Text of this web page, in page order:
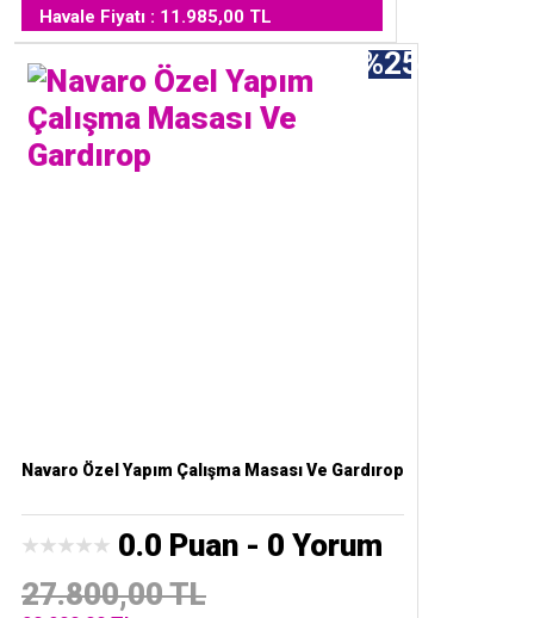
Havale Fiyatı : 11.985,00 TL
%25
Navaro Özel Yapım Çalışma Masası Ve Gardırop
0.0 Puan - 0 Yorum
27.800,00 TL